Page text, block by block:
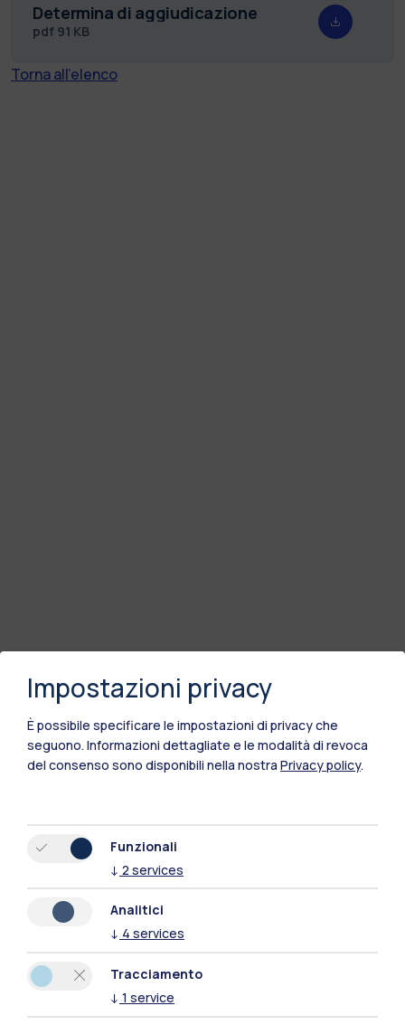
Determina di aggiudicazione
pdf 91 KB
Torna all'elenco
Polimi Community
Tutti i siti dell’ecosistema
Impostazioni privacy
È possibile specificare le impostazioni di privacy che
seguono. Informazioni dettagliate e le modalità di revoca
del consenso sono disponibili nella nostra Privacy policy.
Funzionali
↓ 2 services
Analitici
↓ 4 services
Tracciamento
↓ 1 service